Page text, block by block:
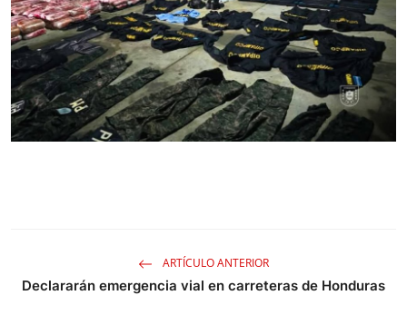
ARTÍCULO ANTERIOR
Declararán emergencia vial en carreteras de Honduras